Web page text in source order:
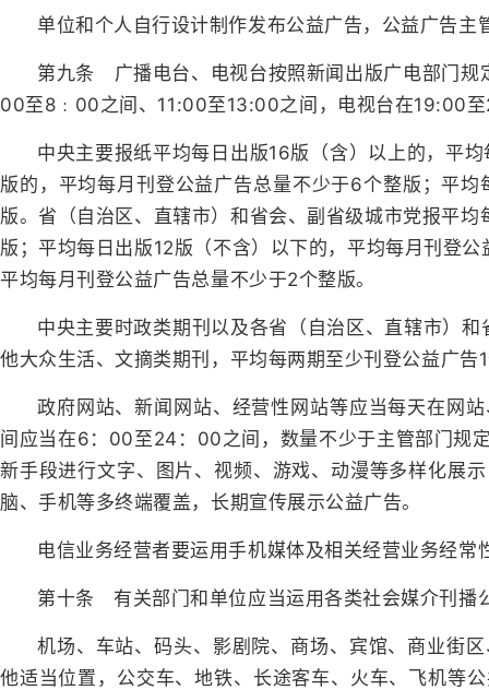
单位和个人自行设计制作发布公益广告，公益广告主
第九条 广播电台、电视台按照新闻出版广电部门规
00至8﹕00之间、11:00至13:00之间，电视台在19:00
中央主要报纸平均每日出版16版（含）以上的，平
版的，平均每月刊登公益广告总量不少于6个整版；平
版。省（自治区、直辖市）和省会、副省级城市党报平
版；平均每日出版12版（不含）以下的，平均每月刊登
平均每月刊登公益广告总量不少于2个整版。
中央主要时政类期刊以及各省（自治区、直辖市）
他大众生活、文摘类期刊，平均每两期至少刊登公益广告
政府网站、新闻网站、经营性网站等应当每天在网
间应当在6：00至24：00之间，数量不少于主管部门规
新手段进行文字、图片、视频、游戏、动漫等多样化展
脑、手机等多终端覆盖，长期宣传展示公益广告。
电信业务经营者要运用手机媒体及相关经营业务经常
第十条 有关部门和单位应当运用各类社会媒介刊播
机场、车站、码头、影剧院、商场、宾馆、商业街
他适当位置，公交车、地铁、长途客车、火车、飞机等